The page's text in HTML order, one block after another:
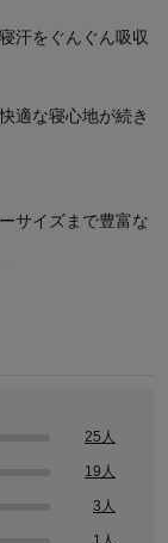
汗をぐんぐん吸収
適な寝心地が続き
サイズまで豊富な
25人
19人
3人